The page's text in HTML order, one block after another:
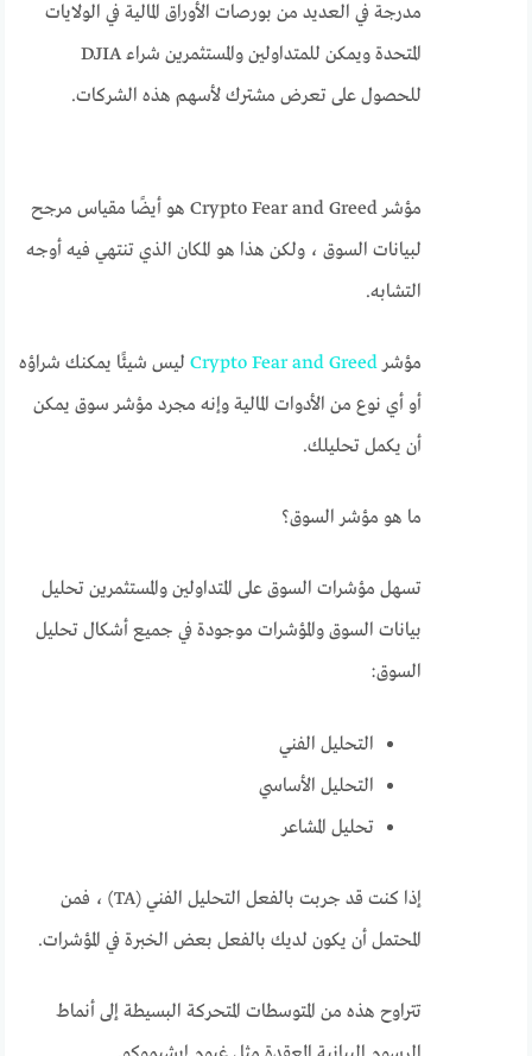
مدرجة في العديد من بورصات الأوراق المالية في الولايات
المتحدة ويمكن للمتداولين والمستثمرين شراء DJIA
للحصول على تعرض مشترك لأسهم هذه الشركات.
مؤشر Crypto Fear and Greed هو أيضًا مقياس مرجح
لبيانات السوق ، ولكن هذا هو المكان الذي تنتهي فيه أوجه
التشابه.
مؤشرCrypto Fear and Greed ليس شيئًا يمكنك شراؤه
أو أي نوع من الأدوات المالية وإنه مجرد مؤشر سوق يمكن
أن يكمل تحليلك.
ما هو مؤشر السوق؟
تسهل مؤشرات السوق على المتداولين والمستثمرين تحليل
بيانات السوق والمؤشرات موجودة في جميع أشكال تحليل
السوق:
التحليل الفني
التحليل الأساسي
تحليل المشاعر
إذا كنت قد جربت بالفعل التحليل الفني (TA) ، فمن
المحتمل أن يكون لديك بالفعل بعض الخبرة في المؤشرات.
تتراوح هذه من المتوسطات المتحركة البسيطة إلى أنماط